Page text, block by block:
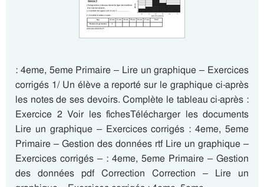
: 4eme, 5eme Primaire – Lire un graphique – Exercices
corrigés 1/ Un élève a reporté sur le graphique ci-après
les notes de ses devoirs. Complète le tableau ci-après :
Exercice 2 Voir les fichesTélécharger les documents
Lire un graphique – Exercices corrigés : 4eme, 5eme
Primaire – Gestion des données rtf Lire un graphique –
Exercices corrigés – : 4eme, 5eme Primaire – Gestion
des données pdf Correction Correction – Lire un